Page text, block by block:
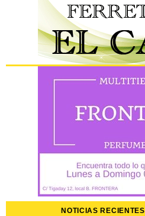
NOTICIAS RECIENTES